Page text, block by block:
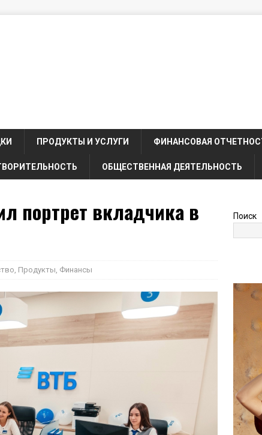
ПРОДУКТЫ И УСЛУГИ ФИНАНСОВАЯ
ОБЩЕСТВЕННАЯ ДЕЯТЕЛЬНОСТЬ
портрет вкладчика в
, Продукты, Финансы
Поиск